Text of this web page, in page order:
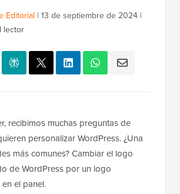
Editorial | 13 de septiembre de 2024 |
lector
recibimos muchas preguntas de
personalizar WordPress. ¿Una
más comunes? Cambiar el logo
de WordPress por un logo
el panel.